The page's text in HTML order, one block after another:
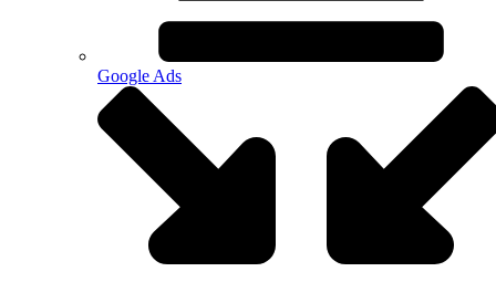
Google Ads